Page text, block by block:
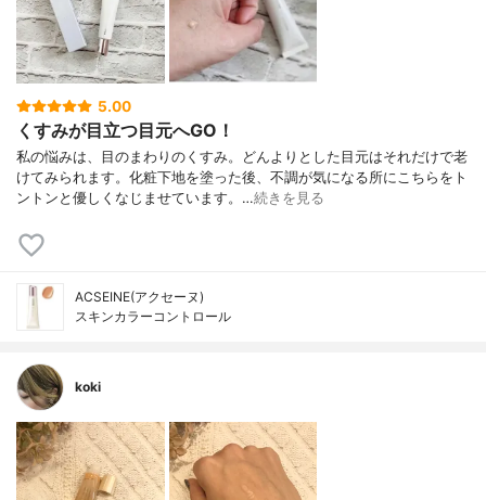
5.00
くすみが目立つ目元へGO！
私の悩みは、目のまわりのくすみ。どんよりとした目元はそれだけで老
けてみられます。化粧下地を塗った後、不調が気になる所にこちらをト
ントンと優しくなじませています。…続きを見る
ACSEINE(アクセーヌ)
スキンカラーコントロール
koki